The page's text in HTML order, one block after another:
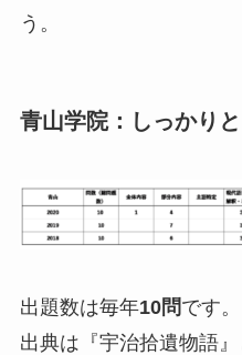
う。
青山学院：しっかり
出題数は毎年10問です。
出典は『宇治拾遺物語